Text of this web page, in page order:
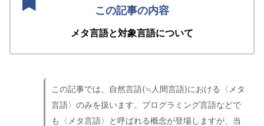
メタ言語と対象言語について
この記事では、自然言語(≒人間言語)における〈メタ
言語〉のみを扱います。プログラミング言語などで
も〈メタ言語〉と呼ばれる概念が登場しますが、当